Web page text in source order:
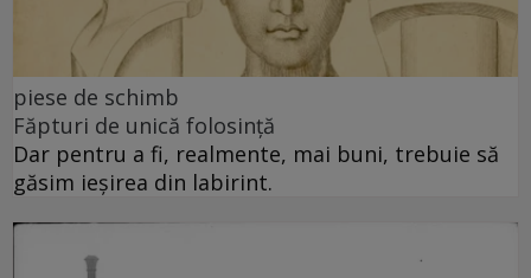
piese de schimb
Făpturi de unică folosință
Dar pentru a fi, realmente, mai buni, trebuie să
găsim ieșirea din labirint.